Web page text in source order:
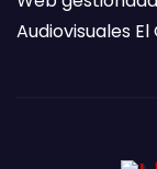
Audiovisuales El